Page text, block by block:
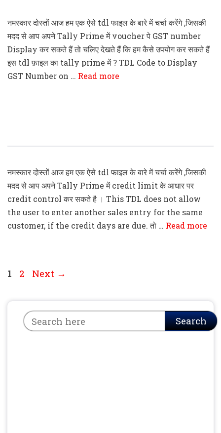
नमस्कार दोस्तों आज हम एक ऐसे tdl फाइल के बारे में चर्चा करेंगे ,जिसकी
मदद से आप अपने Tally Prime में voucher पे GST number
Display कर सकते हैं तो चलिए देखते हैं कि हम कैसे उपयोग कर सकते हैं
इस tdl फ़ाइल का tally prime में ? TDL Code to Display
GST Number on … Read more
नमस्कार दोस्तों आज हम एक ऐसे tdl फाइल के बारे में चर्चा करेंगे ,जिसकी
मदद से आप अपने Tally Prime में credit limit के आधार पर
credit control कर सकते है । This TDL does not allow
the user to enter another sales entry for the same
customer, if the credit days are due. तो … Read more
Page
1 Page
2 Next →
Search